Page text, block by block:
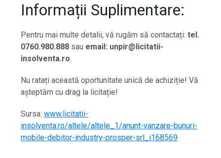
Informații Suplimentare:
Pentru mai multe detalii, vă rugăm să contactați:tel.
0760.980.888 sau email: unpir@licitatii-
insolventa.ro.
Nu ratați această oportunitate unică de achiziție! Vă
așteptăm cu drag la licitație!
Sursa:www.licitatii-
insolventa.ro/altele/altele_1/anunt-vanzare-bunuri-
mobile-debitor-industry-prosper-srl_i168569